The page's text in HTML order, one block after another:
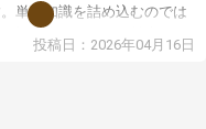
単に知識を詰め込むのでは
慣が身につくよう並走して
日以外も机に向かうのが苦で
投稿日：2026年04月16日